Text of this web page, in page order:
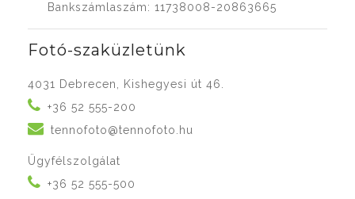
Bankszámlaszám: 11738008-20863665
Fotó-szaküzletünk
4031 Debrecen, Kishegyesi út 46.
+36 52 555-200
tennofoto@tennofoto.hu
Ügyfélszolgálat
+36 52 555-500